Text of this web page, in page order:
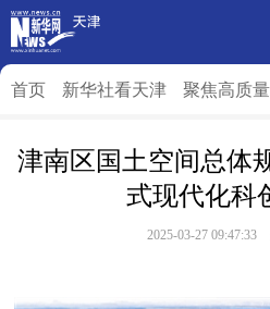
首页 新华社看天津 聚焦高质
津南区国土空间总体
式现代化科
2025-03-27 09:47:33